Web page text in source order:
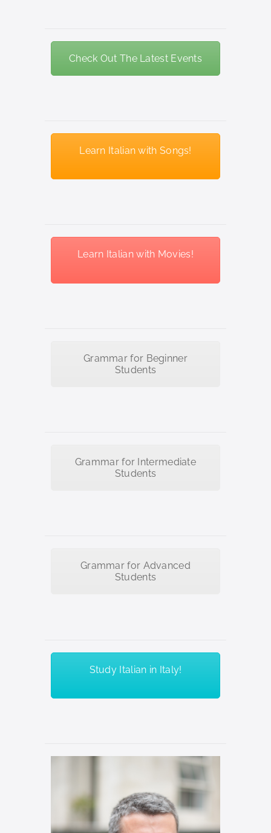
Check Out The Latest Events
Learn Italian with Songs!
Learn Italian with Movies!
Grammar for Beginner
Students
Grammar for Intermediate
Students
Grammar for Advanced
Students
Study Italian in Italy!